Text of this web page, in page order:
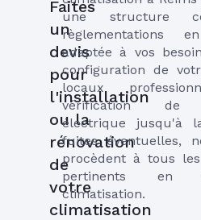
une structure
règlementations
adaptée à vos
configuration de
locaux
vérification de
électrique jusqu'à
fuites éventuelles,
procèdent à tous
pertinents en
climatisation.
Faites
un
devis
pour
l'installation
ou la
rénovation
de
votre
climatisation